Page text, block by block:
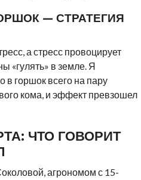
— СТРАТЕГИЯ
а стресс провоцирует
«гулять» в земле. Я
в горшок всего на пару
кома, и эффект превзошел
ЧТО ГОВОРИТ
агрономом с 15-